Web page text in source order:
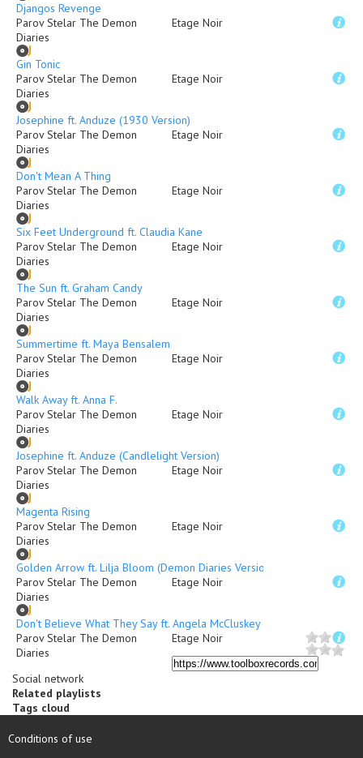
Djangos Revenge
Parov Stelar The Demon
Diaries
Etage Noir
Gin Tonic
Parov Stelar The Demon
Diaries
Etage Noir
Josephine ft. Anduze (1930 Version)
Parov Stelar The Demon
Diaries
Etage Noir
Don't Mean A Thing
Parov Stelar The Demon
Diaries
Etage Noir
Six Feet Underground ft. Claudia Kane
Parov Stelar The Demon
Diaries
Etage Noir
The Sun ft. Graham Candy
Parov Stelar The Demon
Diaries
Etage Noir
Summertime ft. Maya Bensalem
Parov Stelar The Demon
Diaries
Etage Noir
Walk Away ft. Anna F.
Parov Stelar The Demon
Diaries
Etage Noir
Josephine ft. Anduze (Candlelight Version)
Parov Stelar The Demon
Diaries
Etage Noir
Magenta Rising
Parov Stelar The Demon
Diaries
Etage Noir
Golden Arrow ft. Lilja Bloom (Demon Diaries Version)
Parov Stelar The Demon
Diaries
Etage Noir
Don't Believe What They Say ft. Angela McCluskey
Parov Stelar The Demon
Diaries
Etage Noir
Social network
Related playlists
Tags cloud
Conditions of use